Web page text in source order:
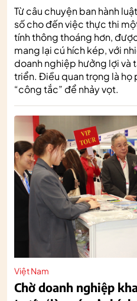
Từ câu chuyện ban hành
số cho đến việc thực thi
tính thông thoáng hơn,
mang lại cú hích kép, với
doanh nghiệp hưởng lợi và
triển. Điều quan trọng là họ
“công tắc” để nhảy vọt.
Việt Nam
Chờ doanh nghiệp